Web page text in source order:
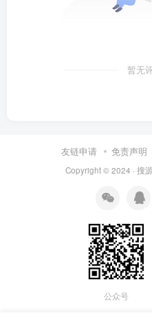
暂无
友链申请 免责声明
Copyright © 2024 · 搜
公众号